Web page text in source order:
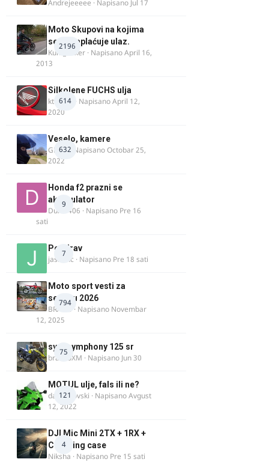
Andrejeeeee · Napisano Jul 17
2196
Moto Skupovi na kojima
se ne naplaćuje ulaz.
Kum_Mixer · NapisanoApril 16,
2013
614
Silkolene FUCHS ulja
ktm600 · NapisanoApril 12,
2020
632
Veselo, kamere
GR 46· NapisanoOctobar 25,
2022
9
Honda f2 prazni se
akomulator
Dule1406 · Napisano Pre 16
sati
7
Pozdrav
jasminc · Napisano Pre 18 sati
794
Moto sport vesti za
sezonu 2026
BRACO · Napisano Novembar
12, 2025
75
sym symphony 125 sr
brankoXM · Napisano Jun 30
121
MOTUL ulje, fals ili ne?
dalipopovski · NapisanoAvgust
12, 2022
4
DJI Mic Mini 2TX + 1RX +
Charging case
Niksha · Napisano Pre 15 sati